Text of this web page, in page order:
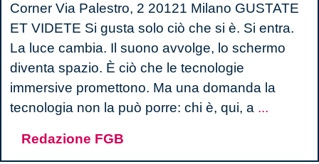
Corner Via Palestro, 2 20121 Milano GUSTATE
ET VIDETE Si gusta solo ciò che si è. Si entra.
La luce cambia. Il suono avvolge, lo schermo
diventa spazio. È ciò che le tecnologie
immersive promettono. Ma una domanda la
tecnologia non la può porre: chi è, qui, a ...
Redazione FGB